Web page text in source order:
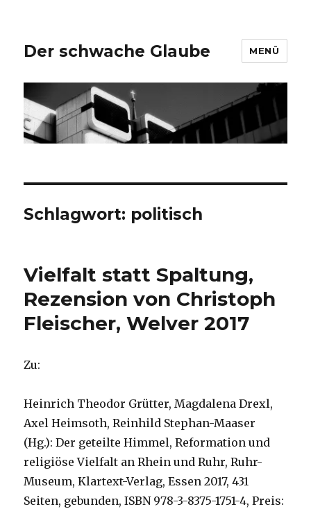
Der schwache Glaube MENÜ
Schlagwort: politisch
Vielfalt statt Spaltung,
Rezension von Christoph
Fleischer, Welver 2017
Zu:
Heinrich Theodor Grütter, Magdalena Drexl,
Axel Heimsoth, Reinhild Stephan-Maaser
(Hg.): Der geteilte Himmel, Reformation und
religiöse Vielfalt an Rhein und Ruhr, Ruhr-
Museum, Klartext-Verlag, Essen 2017, 431
Seiten, gebunden, ISBN 978-3-8375-1751-4, Preis: